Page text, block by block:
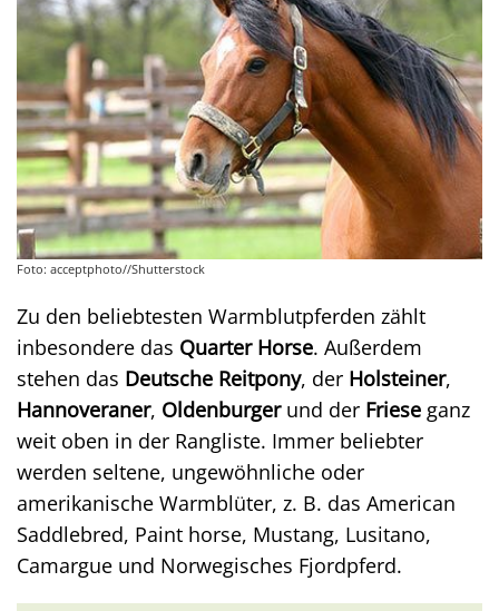
Foto: acceptphoto//Shutterstock
Zu den beliebtesten Warmblutpferden zählt
inbesondere das Quarter Horse. Außerdem
stehen das Deutsche Reitpony, der Holsteiner,
Hannoveraner, Oldenburgerund der Friese ganz
weit oben in der Rangliste. Immer beliebter
werden seltene, ungewöhnliche oder
amerikanische Warmblüter, z. B. das American
Saddlebred, Paint horse, Mustang, Lusitano,
Camargue und Norwegisches Fjordpferd.